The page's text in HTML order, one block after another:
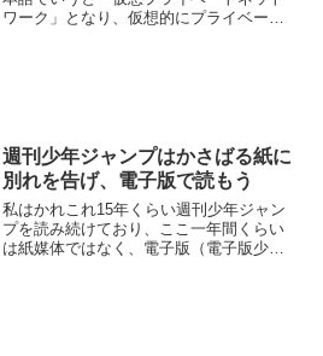
ワーク」となり、仮想的にプライベート
週刊少年ジャンプはかさばる紙に
別れを告げ、電子版で読もう
私はかれこれ15年くらい週刊少年ジャン
プを読み続けており、ここ一年間くらい
は紙媒体ではなく、電子版（電子版少年